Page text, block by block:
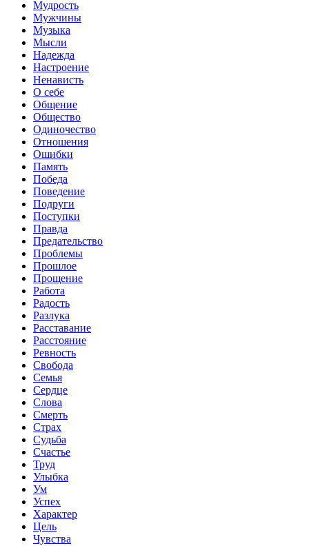
Мудрость
Мужчины
Музыка
Мысли
Надежда
Настроение
Ненависть
О себе
Общение
Общество
Одиночество
Отношения
Ошибки
Память
Победа
Поведение
Подруги
Поступки
Правда
Предательство
Проблемы
Прошлое
Прощение
Работа
Радость
Разлука
Расставание
Расстояние
Ревность
Свобода
Семья
Сердце
Слова
Смерть
Страх
Судьба
Счастье
Труд
Улыбка
Ум
Успех
Характер
Цель
Чувства